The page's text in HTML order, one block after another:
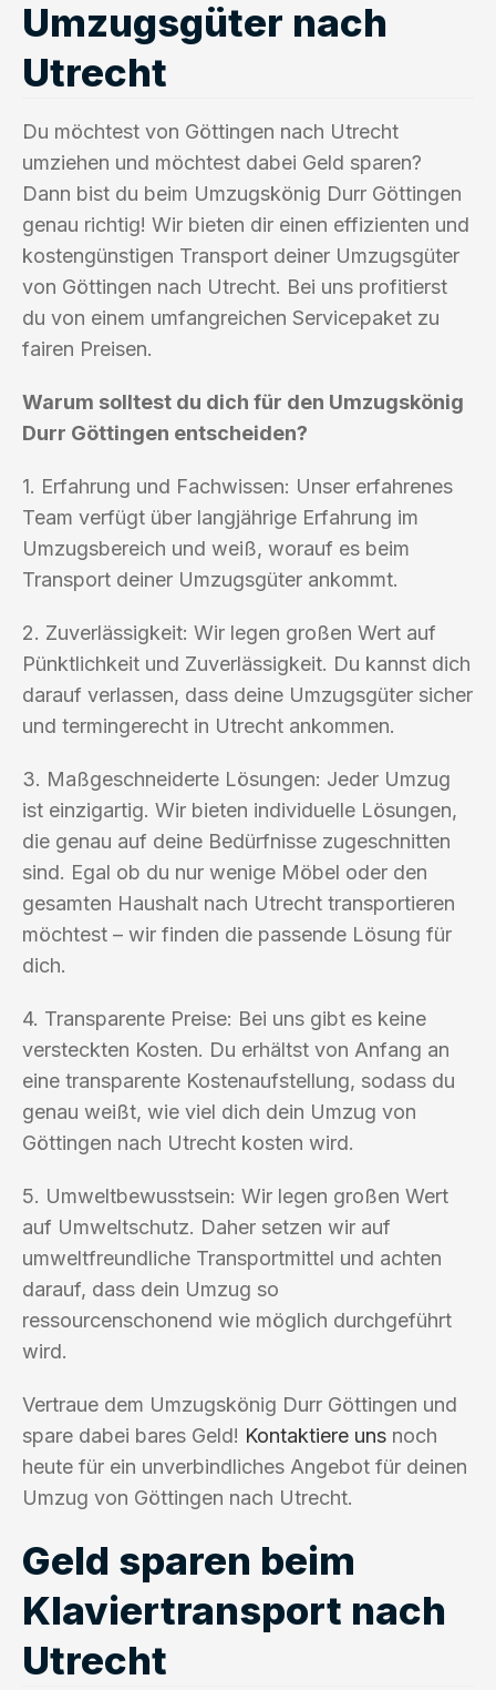
Umzugsgüter nach
Utrecht
Du möchtest von Göttingen nach Utrecht
umziehen und möchtest dabei Geld sparen?
Dann bist du beim Umzugskönig Durr Göttingen
genau richtig! Wir bieten dir einen effizienten und
kostengünstigen Transport deiner Umzugsgüter
von Göttingen nach Utrecht. Bei uns profitierst
du von einem umfangreichen Servicepaket zu
fairen Preisen.
Warum solltest du dich für den Umzugskönig
Durr Göttingen entscheiden?
1. Erfahrung und Fachwissen: Unser erfahrenes
Team verfügt über langjährige Erfahrung im
Umzugsbereich und weiß, worauf es beim
Transport deiner Umzugsgüter ankommt.
2. Zuverlässigkeit: Wir legen großen Wert auf
Pünktlichkeit und Zuverlässigkeit. Du kannst dich
darauf verlassen, dass deine Umzugsgüter sicher
und termingerecht in Utrecht ankommen.
3. Maßgeschneiderte Lösungen: Jeder Umzug
ist einzigartig. Wir bieten individuelle Lösungen,
die genau auf deine Bedürfnisse zugeschnitten
sind. Egal ob du nur wenige Möbel oder den
gesamten Haushalt nach Utrecht transportieren
möchtest – wir finden die passende Lösung für
dich.
4. Transparente Preise: Bei uns gibt es keine
versteckten Kosten. Du erhältst von Anfang an
eine transparente Kostenaufstellung, sodass du
genau weißt, wie viel dich dein Umzug von
Göttingen nach Utrecht kosten wird.
5. Umweltbewusstsein: Wir legen großen Wert
auf Umweltschutz. Daher setzen wir auf
umweltfreundliche Transportmittel und achten
darauf, dass dein Umzug so
ressourcenschonend wie möglich durchgeführt
wird.
Vertraue dem Umzugskönig Durr Göttingen und
spare dabei bares Geld! Kontaktiere uns noch
heute für ein unverbindliches Angebot für deinen
Umzug von Göttingen nach Utrecht.
Geld sparen beim
Klaviertransport nach
Utrecht